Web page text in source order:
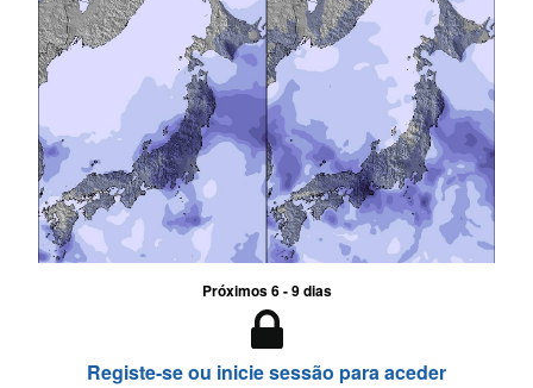
Próximos 6 - 9 dias
Registe-se ou inicie sessão para aceder